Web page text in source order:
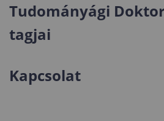
Tudományági
tagjai
Kapcsolat